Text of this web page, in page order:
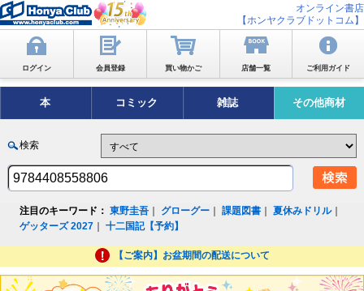
オンライン書店
【ホンヤクラブドットコム】
ログイン 会員登録 買い物かご 店舗一覧 ご利用ガイド
本 コミック 雑誌 その他商材
検索
注目のキーワード： 東野圭吾 グローグー ｜課題図書 ｜夏休みドリル｜
ゲッターズ 2027 ｜十二国記【予約】
【ご案内】お盆期間の配送について